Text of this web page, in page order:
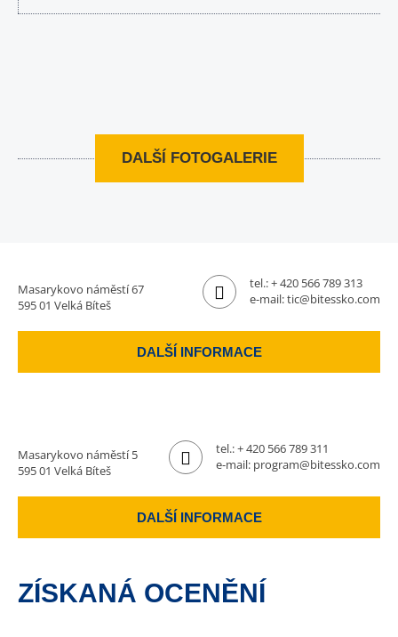
DALŠÍ FOTOGALERIE
Masarykovo náměstí 67
595 01 Velká Bíteš
tel.:+ 420 566 789 313
e-mail:tic@bitessko.com
DALŠÍ INFORMACE
Masarykovo náměstí 5
595 01 Velká Bíteš
tel.:+ 420 566 789 311
e-mail: program@bitessko.com
DALŠÍ INFORMACE
ZÍSKANÁ OCENĚNÍ